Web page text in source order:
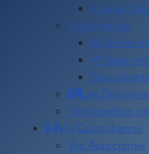
Conseil
Publications
Bulletins
PV
Les Élections
Participation
Vie Quotidienne
Vie Associative